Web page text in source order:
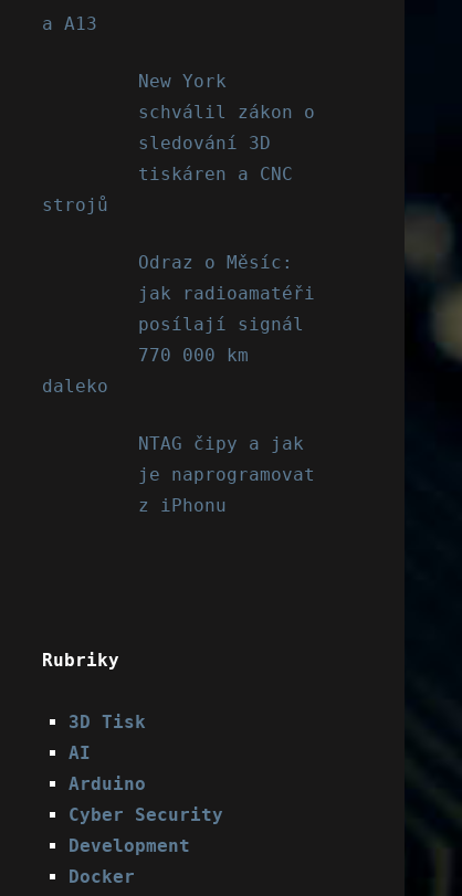
a A13
New York
schválil zákon o
sledování 3D
tiskáren a CNC
strojů
Odraz o Měsíc:
jak radioamatéři
posílají signál
770 000 km
daleko
NTAG čipy a jak
je naprogramovat
z iPhonu
Rubriky
3D Tisk
AI
Arduino
Cyber Security
Development
Docker